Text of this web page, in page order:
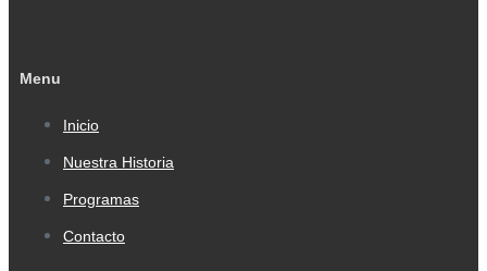
Menu
Inicio
Nuestra Historia
Programas
Contacto